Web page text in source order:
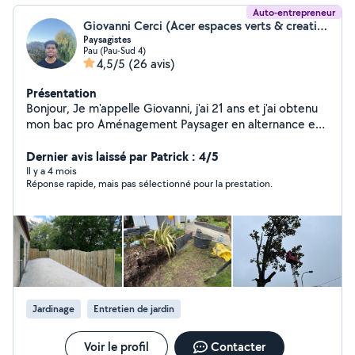
Auto-entrepreneur
Giovanni Cerci (Acer espaces verts & creation)
Paysagistes
Pau (Pau-Sud 4)
4,5/5 (26 avis)
Présentation
Bonjour, Je m'appelle Giovanni, j'ai 21 ans et j'ai obtenu
mon bac pro Aménagement Paysager en alternance en
suis en mesure de réaliser diverses prestations,
notamment : La tonte et l'entretien des pelouses ; Les
débroussaillages ; La taille des haies ; Les travaux
L'arrosage automatique; Terrasse,clôture; Le
terrassement; Je suis disponible pour toute demande
ou projet paysager, et je m'engage à garantir un rendu
de qualité.
Dernier avis laissé par Patrick : 4/5
Il y a 4 mois
Réponse rapide, mais pas sélectionné pour la prestation.
Jardinage Entretien de jardin
Voir le profil Contacter